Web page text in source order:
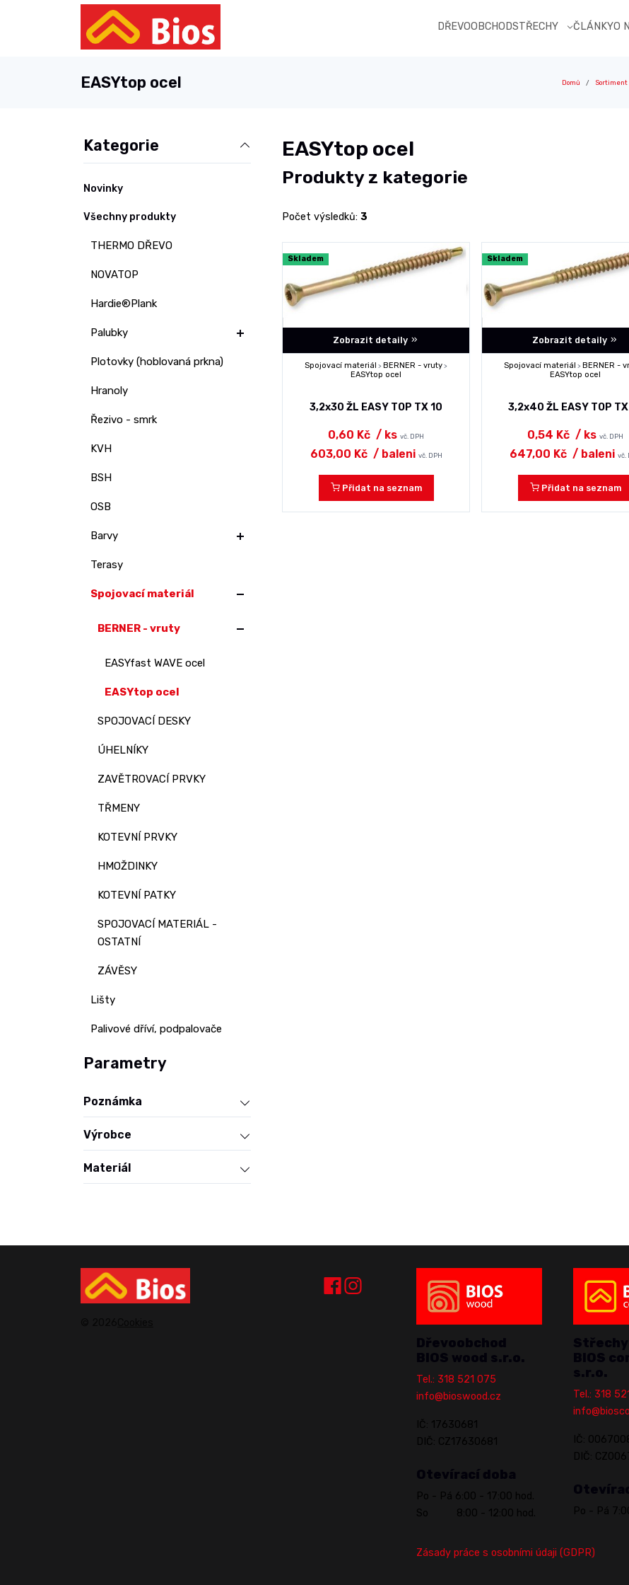
DŘEVOOBCHODSTŘECHY ČLÁNKYO
EASYtop ocel Domů Sortiment
Kategorie
Novinky
Všechny produkty
THERMO DŘEVO
NOVATOP
Hardie®Plank
Palubky
Plotovky (hoblovaná prkna)
Hranoly
Řezivo - smrk
KVH
BSH
OSB
Barvy
Terasy
Spojovací materiál
BERNER - vruty
EASYfast WAVE ocel
EASYtop ocel
SPOJOVACÍ DESKY
ÚHELNÍKY
ZAVĚTROVACÍ PRVKY
TŘMENY
KOTEVNÍ PRVKY
HMOŽDINKY
KOTEVNÍ PATKY
SPOJOVACÍ MATERIÁL -
OSTATNÍ
ZÁVĚSY
Lišty
Palivové dříví, podpalovače
Parametry
Poznámka
Výrobce
Materiál
EASYtop ocel
Produkty z kategorie
Počet výsledků: 3
Skladem
Zobrazit detaily
Spojovací materiál > BERNER - vruty>
EASYtop ocel
3,2x30 ŽL EASY TOP TX 10
0,60 Kč / ks vč. DPH
603,00 Kč / baleni vč. DPH
Přidat na seznam
Skladem
Zobrazit detaily
Spojovací materiál > BERNER -
EASYtop ocel
3,2x40 ŽL EASY TOP
0,54 Kč / ks vč. DPH
647,00 Kč / baleni vč.
Přidat na seznam
Dřevoobchod
BIOS wood s.r.o.
Tel.: 318 521 075
info@bioswood.cz
IČ: 17630681
DIČ: CZ17630681
Otevírací doba
Po - Pá 6:00 - 17:00 hod.
So 8:00 - 12:00 hod.
Střechy
BIOS
s.r.o.
Tel.: 318
IČ:
DIČ:
Po - Pá
Zásady práce s osobními údaji (GDPR)